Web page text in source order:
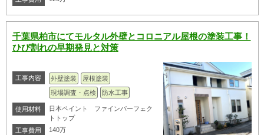
千葉県柏市にてモルタル外壁とコロニアル屋根の塗装工事！
ひび割れの早期発見と対策
工事内容 外壁塗装
屋根塗装
現場調査・点検
防水工事
使用材料
日本ペイント ファインパーフェク
トトップ
工事費用
140万